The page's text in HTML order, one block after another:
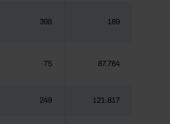
398 189
75 87.764
249 121.817